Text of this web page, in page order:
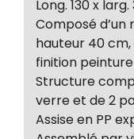
Long. 130 x
Composé
hauteur 40
finition
Structure
verre et de 2
Assise en PP